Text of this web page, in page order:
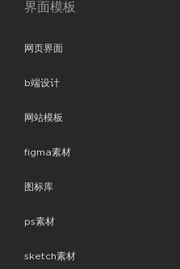
界面模板
网页界面
b端设计
网站模板
figma素材
图标库
ps素材
sketch素材